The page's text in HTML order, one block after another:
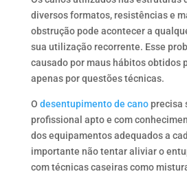
diversos formatos, resistências e
obstrução pode acontecer a
sua utilização recorrente. Esse
causado por maus hábitos obtidos
apenas por questões técnicas.
O desentupimento de canoprecisa
profissional apto e com
dos equipamentos adequados a
importante não tentar aliviar o
com técnicas caseiras como